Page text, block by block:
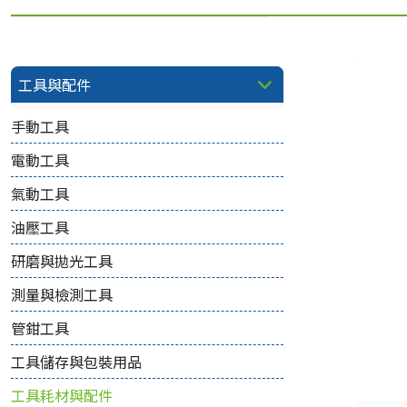
工具與配件
手動工具
電動工具
氣動工具
油壓工具
研磨與拋光工具
測量與檢測工具
管鉗工具
工具儲存與包裝用品
工具耗材與配件